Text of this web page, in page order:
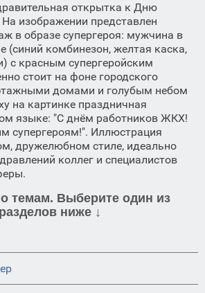
открытка к Дню
изображении представлен
в образе супергероя: мужчина в
(синий комбинезон, желтая каска,
с красным супергеройским
стоит на фоне городского
домами и голубым небом
на картинке праздничная
языке: "С днём работников ЖКХ!
супергероям!". Иллюстрация
дружелюбном стиле, идеально
коллег и специалистов
темам. Выберите один из
разделов ниже ↓